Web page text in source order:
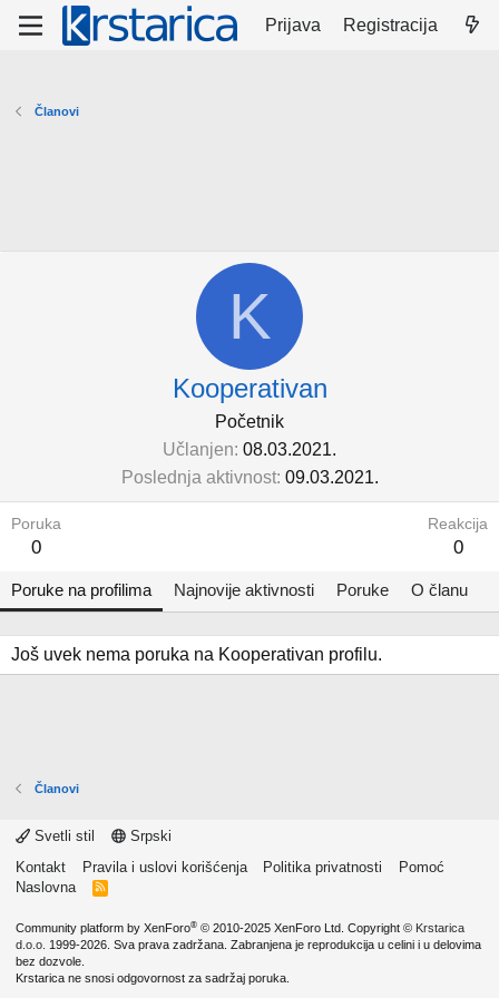
Prijava Registracija
Članovi
K
Kooperativan
Početnik
Učlanjen 08.03.2021.
Poslednja aktivnost 09.03.2021.
Poruka
0
Reakcija
0
Poruke na profilima Najnovije aktivnosti Poruke O članu
Još uvek nema poruka na Kooperativan profilu.
Članovi
Svetli stil
Srpski
Kontakt
Pravila i uslovi korišćenja Politika privatnosti
Pomoć
Naslovna
R
Community platform by XenForo® © 2010-2025 XenForo Ltd. Copyright © Krstarica
d.o.o. 1999-2026. Sva prava zadržana. Zabranjena je reprodukcija u celini i u delovima
bez dozvole.
Krstarica ne snosi odgovornost za sadržaj poruka.